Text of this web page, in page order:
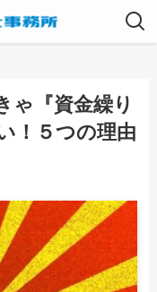
ゃ『資金繰り
！５つの理由